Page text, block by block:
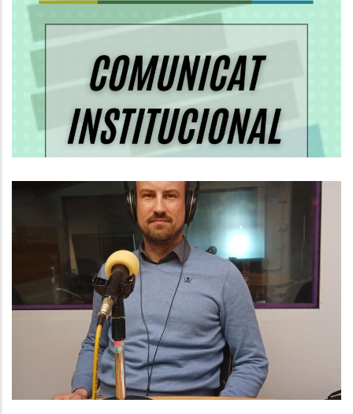
Penedès Aclareix Les
Recollida De Residus
Medi
Baix Penedès Al Dia Amb L'Arnau
Triadú, Responsable De Medi
Ambient I Residus Del Consell
Comarcal Del Baix Penedès
Medi